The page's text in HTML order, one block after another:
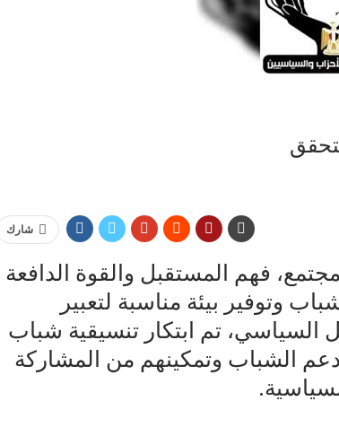
شارك
فهم المستقبل والقوة الدافعة
وتوفير بيئة مناسبة لتعبير
السياسي، تم ابتكار تنسيقية شباب
الشباب وتمكينهم من المشاركة